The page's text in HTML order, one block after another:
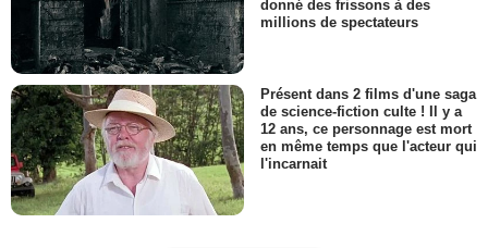
donné des frissons à des
millions de spectateurs
Présent dans 2 films d'une saga
de science-fiction culte ! Il y a
12 ans, ce personnage est mort
en même temps que l'acteur qui
l'incarnait